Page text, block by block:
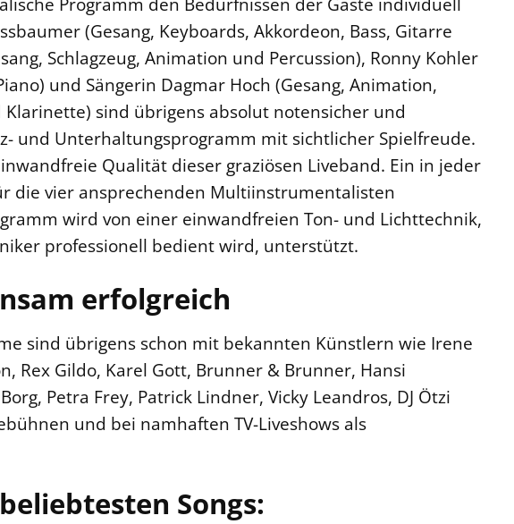
(Gesang, Keyboards, Akkordeon, Bass, Gitarre
Schlagzeug, Animation und Percussion), Ronny Kohler
und Sängerin Dagmar Hoch (Gesang, Animation,
Klarinette) sind übrigens absolut notensicher und
und Unterhaltungsprogramm mit sichtlicher Spielfreude.
Qualität dieser graziösen Liveband. Ein in jeder
die vier ansprechenden Multiinstrumentalisten
wird von einer einwandfreien Ton- und Lichttechnik,
professionell bedient wird, unterstützt.
erfolgreich
sind übrigens schon mit bekannten Künstlern wie Irene
Rex Gildo, Karel Gott, Brunner & Brunner, Hansi
Petra Frey, Patrick Lindner, Vicky Leandros, DJ Ötzi
und bei namhaften TV-Liveshows als
Songs: